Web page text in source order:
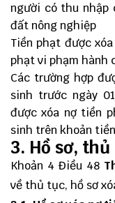
người có thu nhập
đất nông nghiệp
Tiền phạt được
phạt vi phạm hành
Các trường hợp
sinh trước ngày
được xóa nợ tiền
sinh trên khoản
3. Hồ sơ,
Khoản 4 Điều 48
về thủ tục, hồ sơ